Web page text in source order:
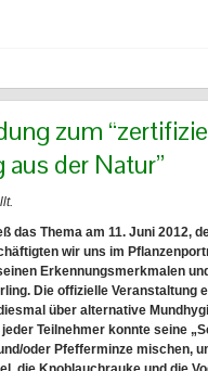
zum
der Natur”
das Thema am 11. Juni 2012,
wir uns im
Erkennungsmerkmalen
Die offizielle Veranstaltung
über alternative
Teilnehmer konnte seine
oder Pfefferminze mischen,